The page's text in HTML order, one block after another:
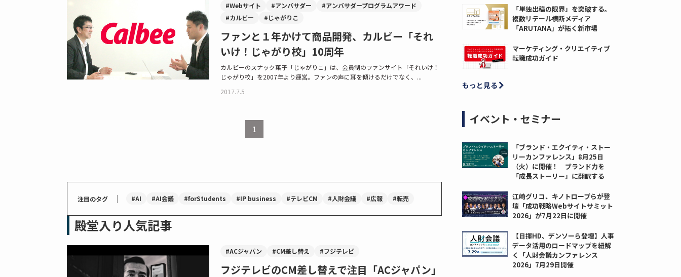
#Webサイト #アンバサダー
#アンバサダープログラムアワード
#カルビー
#じゃがりこ
ファンと１年かけて商品開発、カルビー「それ
いけ！じゃがり校」10周年
カルビーのスナック菓子「じゃがりこ」は、会員制のファンサイト「それいけ！
じゃがり校」を2007年より運営。ファンの声に耳を傾けるだけでなく、...
2017.7.5
1
注目のタグ ｜ #AI #AI会議 #forStudents #IP business #テレビCM #人財会議 #広報 #転売
殿堂入り人気記事
#ACジャパン #CM差し替え #フジテレビ
フジテレビのCM差し替えで注目「ACジャパン」
「単独出稿の限界」を突破する。
複数リテール横断メディア
「ARUTANA」が拓く新市場
マーケティング・クリエイティブ
転職成功ガイド
もっと見る
イベント・セミナー
「ブランド・エクイティ・ストー
リーカンファレンス」8月25日
（火）に開催！ ブランド力を
「成長ストーリー」に翻訳する
江崎グリコ、キノトロープらが登
壇「成功戦略Webサイトサミット
2026」が7月22日に開催
【日揮HD、デンソーら登壇】人事
データ活用のロードマップを紐解
く「人財会議カンファレンス
2026」7月29日開催